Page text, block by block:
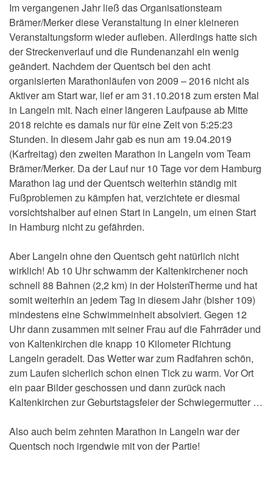
Im vergangenen Jahr ließ das Organisationsteam
Brämer/Merker diese Veranstaltung in einer kleineren
Veranstaltungsform wieder aufleben. Allerdings hatte sich
der Streckenverlauf und die Rundenanzahl ein wenig
geändert. Nachdem der Quentsch bei den acht
organisierten Marathonläufen von 2009 – 2016 nicht als
Aktiver am Start war, lief er am 31.10.2018 zum ersten Mal
in Langeln mit. Nach einer längeren Laufpause ab Mitte
2018 reichte es damals nur für eine Zeit von 5:25:23
Stunden. In diesem Jahr gab es nun am 19.04.2019
(Karfreitag) den zweiten Marathon in Langeln vom Team
Brämer/Merker. Da der Lauf nur 10 Tage vor dem Hamburg
Marathon lag und der Quentsch weiterhin ständig mit
Fußproblemen zu kämpfen hat, verzichtete er diesmal
vorsichtshalber auf einen Start in Langeln, um einen Start
in Hamburg nicht zu gefährden.
Aber Langeln ohne den Quentsch geht natürlich nicht
wirklich! Ab 10 Uhr schwamm der Kaltenkirchener noch
schnell 88 Bahnen (2,2 km) in der HolstenTherme und hat
somit weiterhin an jedem Tag in diesem Jahr (bisher 109)
mindestens eine Schwimmeinheit absolviert. Gegen 12
Uhr dann zusammen mit seiner Frau auf die Fahrräder und
von Kaltenkirchen die knapp 10 Kilometer Richtung
Langeln geradelt. Das Wetter war zum Radfahren schön,
zum Laufen sicherlich schon einen Tick zu warm. Vor Ort
ein paar Bilder geschossen und dann zurück nach
Kaltenkirchen zur Geburtstagsfeier der Schwiegermutter …
Also auch beim zehnten Marathon in Langeln war der
Quentsch noch irgendwie mit von der Partie!